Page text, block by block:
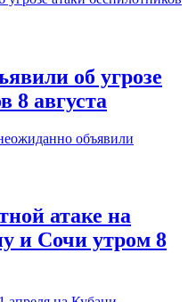
об угрозе
8 августа
атаке на
и Сочи утром 8